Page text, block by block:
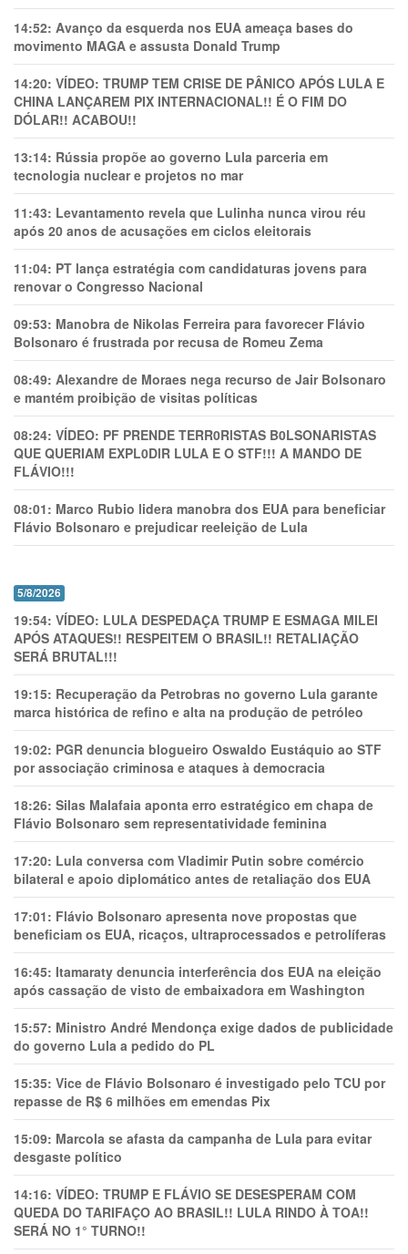
14:52: Avanço da esquerda nos EUA ameaça bases do
movimento MAGA e assusta Donald Trump
14:20: VÍDEO: TRUMP TEM CRlSE DE PÂNlCO APÓS LULA E
CHINA LANÇAREM PIX INTERNACIONAL!! É O FIM DO
DÓLAR!! ACABOU!!
13:14: Rússia propõe ao governo Lula parceria em
tecnologia nuclear e projetos no mar
11:43: Levantamento revela que Lulinha nunca virou réu
após 20 anos de acusações em ciclos eleitorais
11:04: PT lança estratégia com candidaturas jovens para
renovar o Congresso Nacional
09:53: Manobra de Nikolas Ferreira para favorecer Flávio
Bolsonaro é frustrada por recusa de Romeu Zema
08:49: Alexandre de Moraes nega recurso de Jair Bolsonaro
e mantém proibição de visitas políticas
08:24: VÍDEO: PF PRENDE TERR0RlSTAS B0LSONARlSTAS
QUE QUERIAM EXPL0DlR LULA E O STF!!! A MANDO DE
FLÁVIO!!!
08:01: Marco Rubio lidera manobra dos EUA para beneficiar
Flávio Bolsonaro e prejudicar reeleição de Lula
5/8/2026
19:54: VÍDEO: LULA DESPEDAÇA TRUMP E ESMAGA MILEI
APÓS ATAQUES!! RESPEITEM O BRASIL!! RETALIAÇÃO
SERÁ BRUTAL!!!
19:15: Recuperação da Petrobras no governo Lula garante
marca histórica de refino e alta na produção de petróleo
19:02: PGR denuncia blogueiro Oswaldo Eustáquio ao STF
por associação criminosa e ataques à democracia
18:26: Silas Malafaia aponta erro estratégico em chapa de
Flávio Bolsonaro sem representatividade feminina
17:20: Lula conversa com Vladimir Putin sobre comércio
bilateral e apoio diplomático antes de retaliação dos EUA
17:01: Flávio Bolsonaro apresenta nove propostas que
beneficiam os EUA, ricaços, ultraprocessados e petrolíferas
16:45: Itamaraty denuncia interferência dos EUA na eleição
após cassação de visto de embaixadora em Washington
15:57: Ministro André Mendonça exige dados de publicidade
do governo Lula a pedido do PL
15:35: Vice de Flávio Bolsonaro é investigado pelo TCU por
repasse de R$ 6 milhões em emendas Pix
15:09: Marcola se afasta da campanha de Lula para evitar
desgaste político
14:16: VÍDEO: TRUMP E FLÁVIO SE DESESPERAM COM
QUEDA DO TARIFAÇO AO BRASIL!! LULA RINDO À TOA!!
SERÁ NO 1° TURNO!!